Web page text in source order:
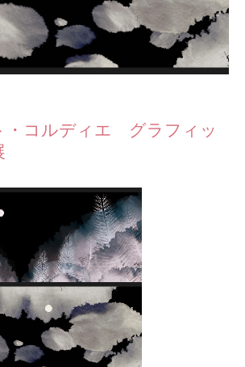
・コルディエ グラフィッ